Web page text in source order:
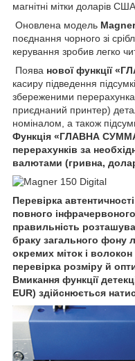
магнітні мітки доларів
Оновлена модель
поєднання чорного зі
керування зробив легко
Поява нової функції
касиру підведення
збереженими
приєднаний принтер)
номіналом, а також
Функція «ГЛАВНА
перерахунків за
валютами (гривна,
Перевірка
повного
правильність
браку загального фону
окремих міток і
перевірка розміру й
Вмикання функції
EUR) здійснюється